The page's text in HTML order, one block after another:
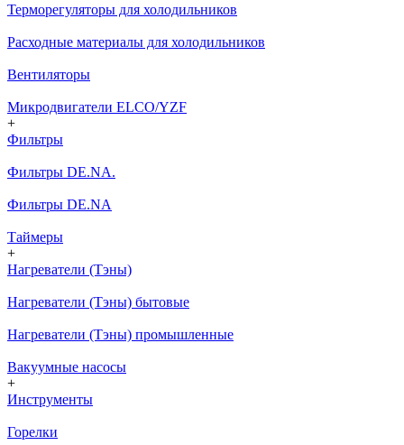
Терморегуляторы для холодильников
Расходные материалы для холодильников
Вентиляторы
Микродвигатели ELCO/YZF
+
Фильтры
Фильтры DE.NA.
Фильтры DE.NA
Таймеры
+
Нагреватели (Тэны)
Нагреватели (Тэны) бытовые
Нагреватели (Тэны) промышленные
Вакуумные насосы
+
Инструменты
Горелки